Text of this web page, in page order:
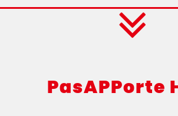
PasAPPorte